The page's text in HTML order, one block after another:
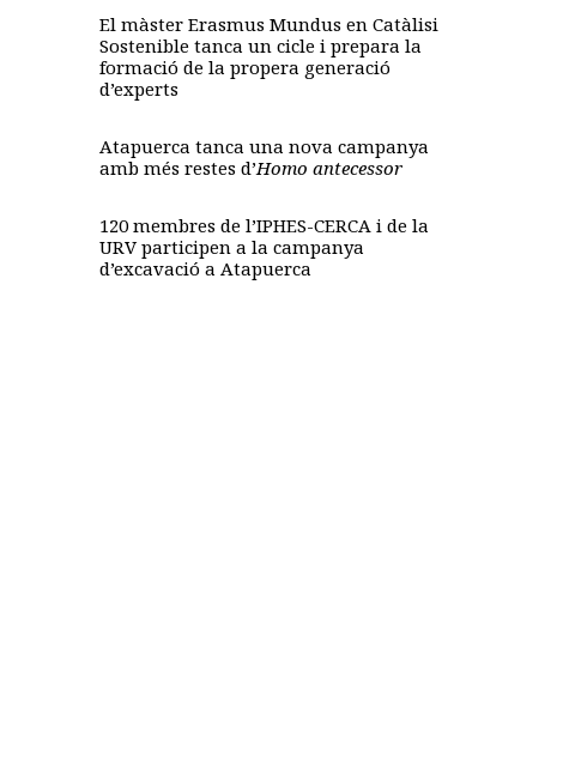
El màster Erasmus Mundus en Catàlisi
Sostenible tanca un cicle i prepara la
formació de la propera generació
d’experts
Atapuerca tanca una nova campanya
amb més restes d’Homo antecessor
120 membres de l’IPHES-CERCA i de la
URV participen a la campanya
d’excavació a Atapuerca